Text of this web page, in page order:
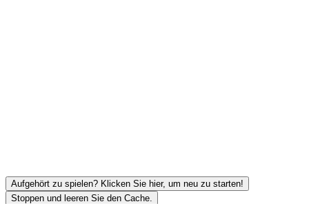
Aufgehört zu spielen? Klicken Sie hier, um neu zu starten!
Stoppen und leeren Sie den Cache.